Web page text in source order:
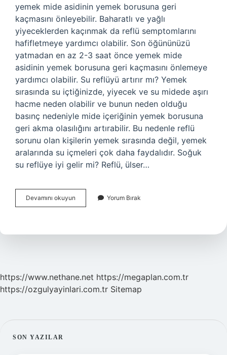
yemek mide asidinin yemek borusuna geri
kaçmasını önleyebilir. Baharatlı ve yağlı
yiyeceklerden kaçınmak da reflü semptomlarını
hafifletmeye yardımcı olabilir. Son öğününüzü
yatmadan en az 2-3 saat önce yemek mide
asidinin yemek borusuna geri kaçmasını önlemeye
yardımcı olabilir. Su reflüyü artırır mı? Yemek
sırasında su içtiğinizde, yiyecek ve su midede aşırı
hacme neden olabilir ve bunun neden olduğu
basınç nedeniyle mide içeriğinin yemek borusuna
geri akma olasılığını artırabilir. Bu nedenle reflü
sorunu olan kişilerin yemek sırasında değil, yemek
aralarında su içmeleri çok daha faydalıdır. Soğuk
su reflüye iyi gelir mi? Reflü, ülser…
Devamını okuyun
Içmek
Gelir
Yorum Bırak
https://www.nethane.net https://megaplan.com.tr
https://ozgulyayinlari.com.tr Sitemap
SIDEBAR
SON YAZILAR